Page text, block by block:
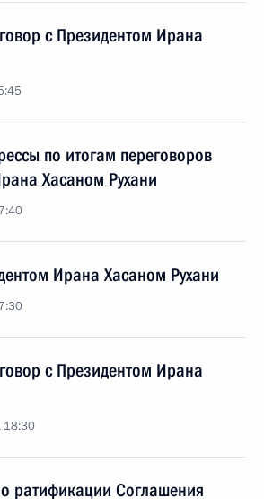
с Президентом Ирана
по итогам переговоров
Хасаном Рухани
Ирана Хасаном Рухани
с Президентом Ирана
18:30
ратификации Соглашения